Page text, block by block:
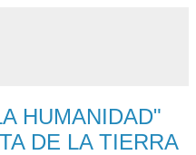
HUMANIDAD"
DE LA TIERRA